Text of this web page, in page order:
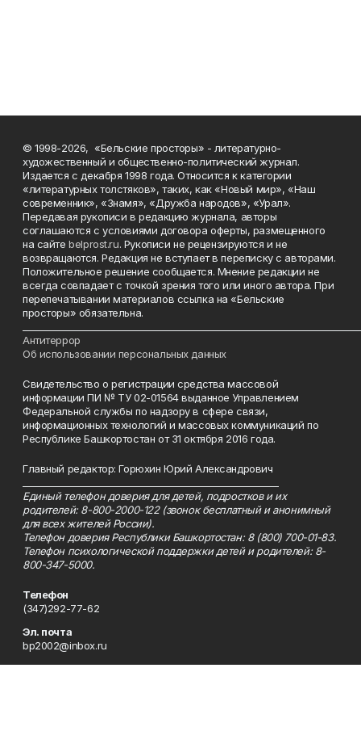
© 1998-2026, «Бельские просторы» - литературно-
художественный и общественно-политический журнал.
Издается с декабря 1998 года. Относится к категории
«литературных толстяков», таких, как «Новый мир», «Наш
современник», «Знамя», «Дружба народов», «Урал».
Передавая рукописи в редакцию журнала, авторы
соглашаются с условиями договора оферты, размещенного
на сайтеbelprost.ru. Рукописи не рецензируются и не
возвращаются. Редакция не вступает в переписку с авторами.
Положительное решение сообщается. Мнение редакции не
всегда совпадает с точкой зрения того или иного автора. При
перепечатывании материалов ссылка на «Бельские
просторы» обязательна.
Антитеррор
Об использовании персональных данных
Свидетельство о регистрации средства массовой
информации ПИ № ТУ 02-01564 выданное Управлением
Федеральной службы по надзору в сфере связи,
информационных технологий и массовых коммуникаций по
Республике Башкортостан от 31 октября 2016 года.
Главный редактор: Горюхин Юрий Александрович
Единый телефон доверия для детей, подростков и их
родителей: 8-800-2000-122 (звонок бесплатный и анонимный
для всех жителей России).
Телефон доверия Республики Башкортостан: 8 (800) 700-01-83.
Телефон психологической поддержки детей и родителей: 8-
800-347-5000.
Телефон
(347)292-77-62
Эл. почта
bp2002@inbox.ru
Адрес